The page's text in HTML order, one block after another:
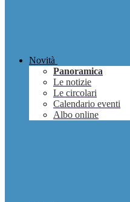
Novità
Panoramica
Le notizie
Le circolari
Calendario eventi
Albo online